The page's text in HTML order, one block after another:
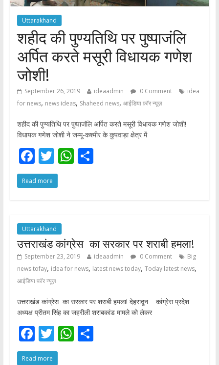
Uttarakhand
शहीद की पुण्यतिथि पर पुष्पाजंलि
अर्पित करते मसूरी विधायक गणेश
जोशी!
September 26, 2019 ideaadmin 0 Comment
idea
for news, news ideas, Shaheed news, आईडिया फ़ॉर न्यूज़
शहीद की पुण्यतिथि पर पुष्पाजंलि अर्पित करते मसूरी विधायक गणेश जोशी!
विधायक गणेश जोशी ने जम्मू-कश्मीर के कुपवाड़ा क्षेत्र में
F
ac
e
o
o
k
T
w
itt
W
p
p
S
Read more
Uttarakhand
उत्तराखंड कांग्रेस का सरकार पर शराबी हमला!
September 23, 2019 ideaadmin 0 Comment
Big
news tofay, idea for news, latest news today, Today latest news,
आईडिया फ़ॉर न्यूज़
उत्तराखंड कांग्रेस का सरकार पर शराबी हमला! देहरादून कांग्रेस प्रदेश
अध्यक्ष प्रीतम सिंह का जहरीली शराबकांड मामले को लेकर
F
ac
T
w
W S
Read more